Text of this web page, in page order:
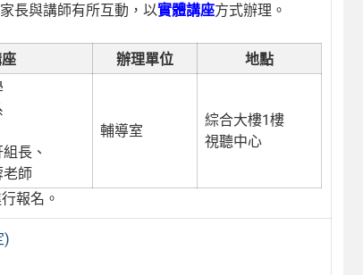
長與講師有所互動，以實體講座方式辦理。
辦理單位 地點
長、
老師
輔導室
綜合大樓1樓
視聽中心
報名。
)